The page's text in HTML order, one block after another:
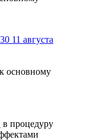
11 августа
основному
процедуру